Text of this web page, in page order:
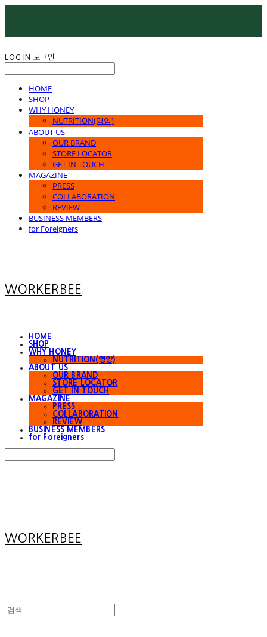
LOG IN 로그인
HOME
SHOP
WHY HONEY
NUTRITION(영양)
ABOUT US
OUR BRAND
STORE LOCATOR
GET IN TOUCH
MAGAZINE
PRESS
COLLABORATION
REVIEW
BUSINESS MEMBERS
for Foreigners
WORKERBEE
HOME
SHOP
WHY HONEY
NUTRITION(영양)
ABOUT US
OUR BRAND
STORE LOCATOR
GET IN TOUCH
MAGAZINE
PRESS
COLLABORATION
REVIEW
BUSINESS MEMBERS
for Foreigners
WORKERBEE